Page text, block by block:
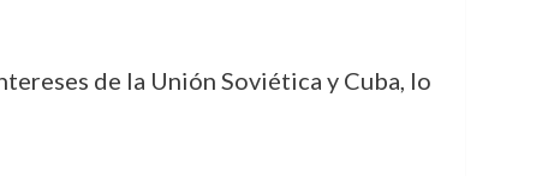
de la Unión Soviética y Cuba, lo